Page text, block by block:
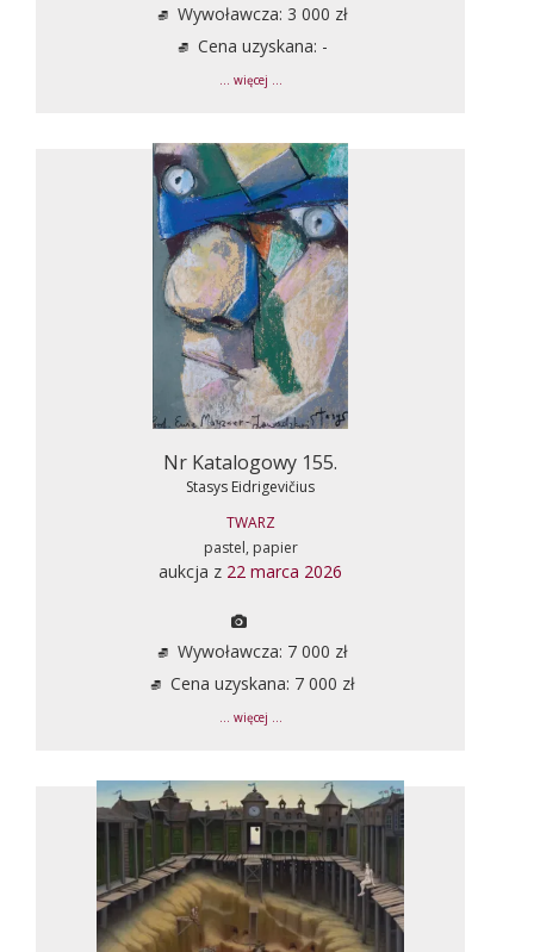
Wywoławcza: 3 000 zł
Cena uzyskana: -
... więcej ...
Nr Katalogowy 155.
Stasys Eidrigevičius
TWARZ
pastel, papier
aukcja z 22 marca 2026
Wywoławcza: 7 000 zł
Cena uzyskana: 7 000 zł
... więcej ...